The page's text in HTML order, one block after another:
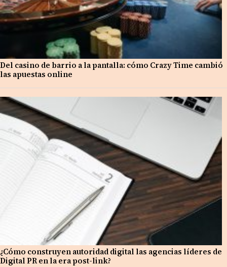
Del casino de barrio a la pantalla: cómo Crazy Time cambió
las apuestas online
¿Cómo construyen autoridad digital las agencias líderes de
Digital PR en la era post-link?